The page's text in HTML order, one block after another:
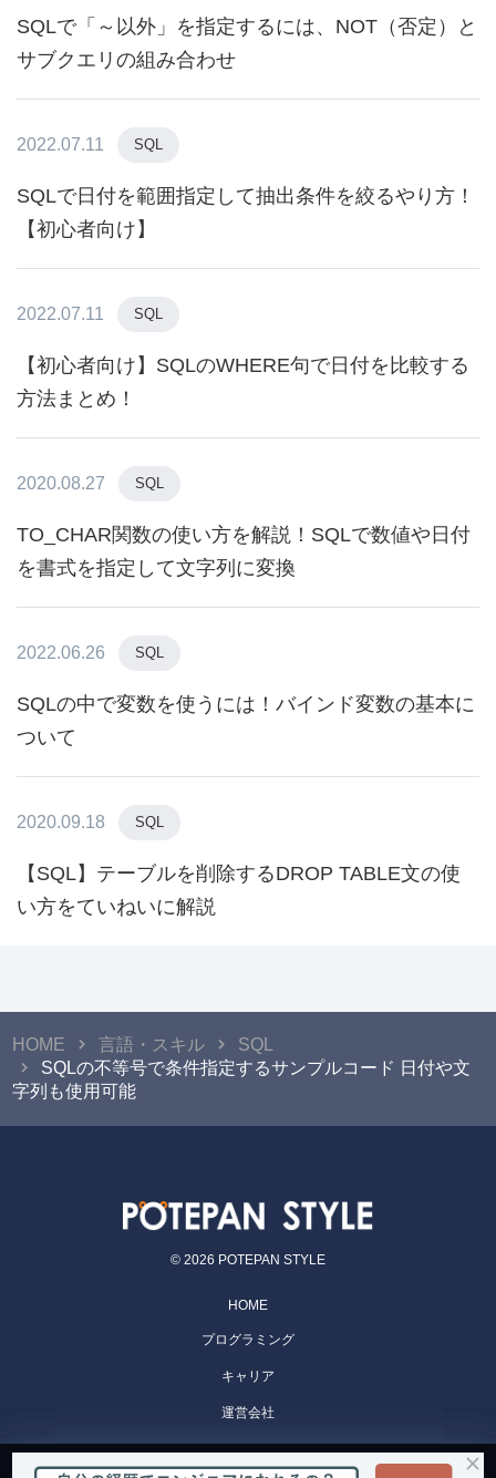
SQLで「～以外」を指定するには、NOT（否定）と
サブクエリの組み合わせ
2022.07.11 SQL
SQLで日付を範囲指定して抽出条件を絞るやり方！
【初心者向け】
2022.07.11 SQL
【初心者向け】SQLのWHERE句で日付を比較する
方法まとめ！
2020.08.27 SQL
TO_CHAR関数の使い方を解説！SQLで数値や日付
を書式を指定して文字列に変換
2022.06.26 SQL
SQLの中で変数を使うには！バインド変数の基本に
ついて
2020.09.18 SQL
【SQL】テーブルを削除するDROP TABLE文の使
い方をていねいに解説
HOME 言語・スキル
SQL
SQLの不等号で条件指定するサンプルコード 日付や文
字列も使用可能
© 2026 POTEPAN STYLE
HOME
プログラミング
キャリア
運営会社